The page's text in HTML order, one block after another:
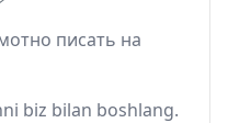
писать на
biz bilan boshlang.